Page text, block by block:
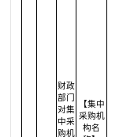
财政
部门
对集
中采
购机
【集中
采购机
构名